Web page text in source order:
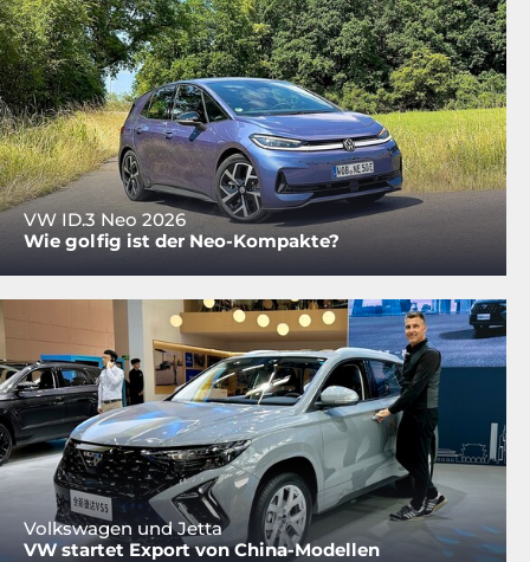
VW ID.3 Neo 2026
Wie golfig ist der Neo-Kompakte?
Volkswagen und Jetta
VW startet Export von China-Modellen